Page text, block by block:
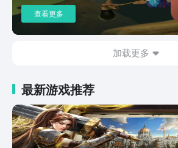
查看更多
加载更多
最新游戏推荐